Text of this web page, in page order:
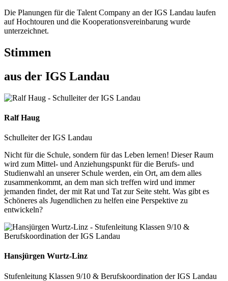
Die Planungen für die Talent Company an der IGS Landau laufen
auf Hochtouren und die Kooperationsvereinbarung wurde
unterzeichnet.
Stimmen
aus der IGS Landau
Ralf Haug
Schulleiter der IGS Landau
Nicht für die Schule, sondern für das Leben lernen! Dieser Raum
wird zum Mittel- und Anziehungspunkt für die Berufs- und
Studienwahl an unserer Schule werden, ein Ort, am dem alles
zusammenkommt, an dem man sich treffen wird und immer
jemanden findet, der mit Rat und Tat zur Seite steht. Was gibt es
Schöneres als Jugendlichen zu helfen eine Perspektive zu
entwickeln?
Hansjürgen Wurtz-Linz
Stufenleitung Klassen 9/10 & Berufskoordination der IGS Landau